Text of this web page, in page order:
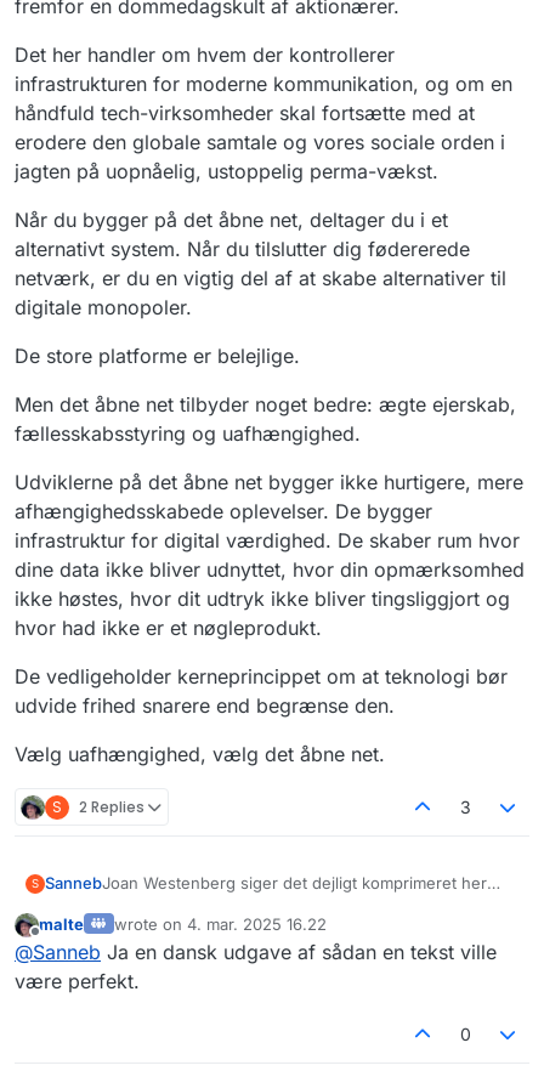
fremfor en dommedagskult af aktionærer.
Det her handler om hvem der kontrollerer
infrastrukturen for moderne kommunikation, og om en
håndfuld tech-virksomheder skal fortsætte med at
erodere den globale samtale og vores sociale orden i
jagten på uopnåelig, ustoppelig perma-vækst.
Når du bygger på det åbne net, deltager du i et
alternativt system. Når du tilslutter dig fødererede
netværk, er du en vigtig del af at skabe alternativer til
digitale monopoler.
De store platforme er belejlige.
Men det åbne net tilbyder noget bedre: ægte ejerskab,
fællesskabsstyring og uafhængighed.
Udviklerne på det åbne net bygger ikke hurtigere, mere
afhængighedsskabede oplevelser. De bygger
infrastruktur for digital værdighed. De skaber rum hvor
dine data ikke bliver udnyttet, hvor din opmærksomhed
ikke høstes, hvor dit udtryk ikke bliver tingsliggjort og
hvor had ikke er et nøgleprodukt.
De vedligeholder kerneprincippet om at teknologi bør
udvide frihed snarere end begrænse den.
Vælg uafhængighed, vælg det åbne net.
S 2 Replies 3
S SannebJoan Westenberg siger det dejligt komprimeret her
oversætte/komprimere?
https://www.joanwestenberg.com/big-tech-wants-
you-trapped-the-open-web-sets-you-free-2/?
Offline
malte wrote on 4. mar. 2025 16.22
sidst redigeret af
@Sanneb Ja en dansk udgave af sådan en tekst ville
være perfekt.
0